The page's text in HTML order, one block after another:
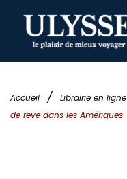
Accueil / Librairie en ligne
de rêve dans les Amériques